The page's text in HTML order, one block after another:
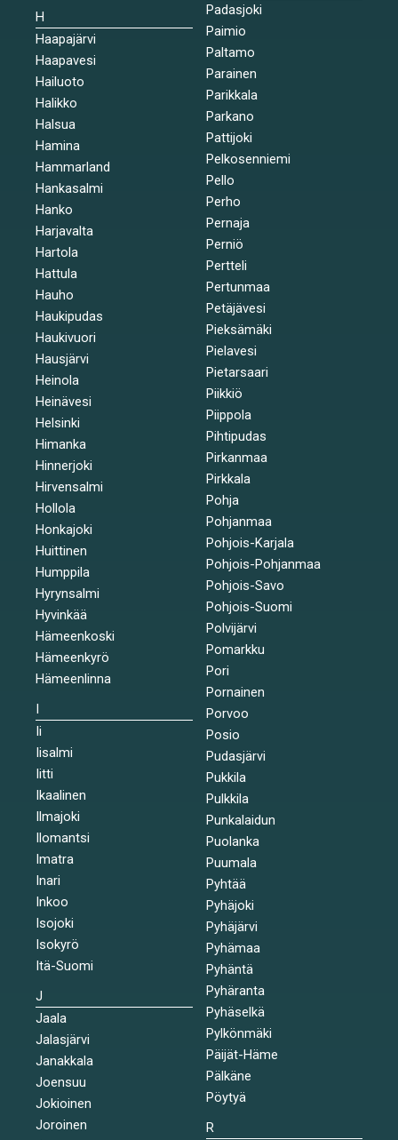
H
Haapajärvi
Haapavesi
Hailuoto
Halikko
Halsua
Hamina
Hammarland
Hankasalmi
Hanko
Harjavalta
Hartola
Hattula
Hauho
Haukipudas
Haukivuori
Hausjärvi
Heinola
Heinävesi
Helsinki
Himanka
Hinnerjoki
Hirvensalmi
Hollola
Honkajoki
Huittinen
Humppila
Hyrynsalmi
Hyvinkää
Hämeenkoski
Hämeenkyrö
Hämeenlinna
I
Ii
Iisalmi
Iitti
Ikaalinen
Ilmajoki
Ilomantsi
Imatra
Inari
Inkoo
Isojoki
Isokyrö
Itä-Suomi
J
Jaala
Jalasjärvi
Janakkala
Joensuu
Jokioinen
Joroinen
Padasjoki
Paimio
Paltamo
Parainen
Parikkala
Parkano
Pattijoki
Pelkosenniemi
Pello
Perho
Pernaja
Perniö
Pertteli
Pertunmaa
Petäjävesi
Pieksämäki
Pielavesi
Pietarsaari
Piikkiö
Piippola
Pihtipudas
Pirkanmaa
Pirkkala
Pohja
Pohjanmaa
Pohjois-Karjala
Pohjois-Pohjanmaa
Pohjois-Savo
Pohjois-Suomi
Polvijärvi
Pomarkku
Pori
Pornainen
Porvoo
Posio
Pudasjärvi
Pukkila
Pulkkila
Punkalaidun
Puolanka
Puumala
Pyhtää
Pyhäjoki
Pyhäjärvi
Pyhämaa
Pyhäntä
Pyhäranta
Pyhäselkä
Pylkönmäki
Päijät-Häme
Pälkäne
Pöytyä
R